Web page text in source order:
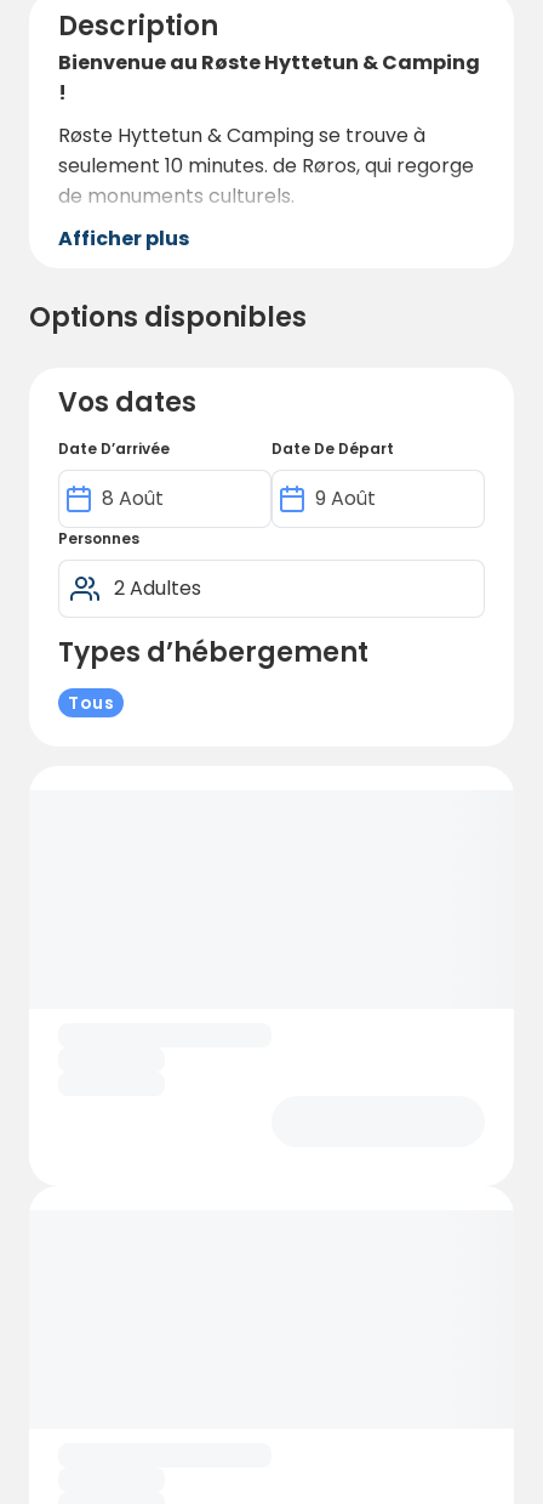
Description
Bienvenue au Røste Hyttetun & Camping
!
Røste Hyttetun & Camping se trouve à
seulement 10 minutes. de Røros, qui regorge
de monuments culturels.
Le camping propose un emplacement
emplacement tente. Et propose de
nombreuses activités familiales.
Afficher plus
Options disponibles
Vos dates
Date D’arrivée Date De Départ
Personnes
Types d’hébergement
Tous